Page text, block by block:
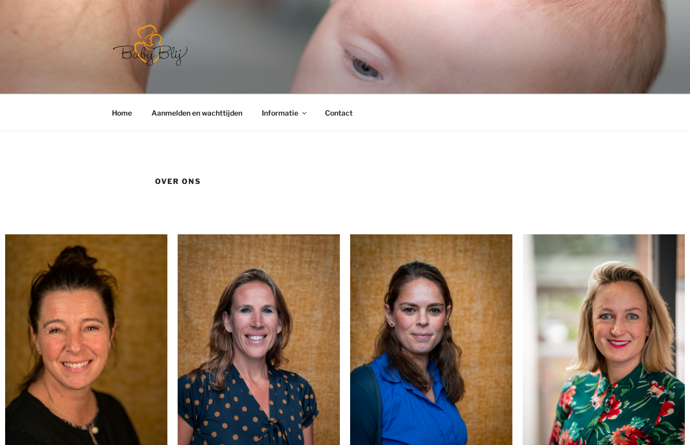
BABY-BLIJ
Home Aanmelden en wachttijden Informatie Contact
OVER ONS